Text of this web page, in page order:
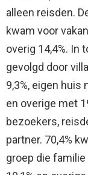
alleen reisden.
kwam voor
overig 14,4%. In
gevolgd door
9,3%, eigen huis
en overige met
bezoekers,
partner. 70,4%
groep die